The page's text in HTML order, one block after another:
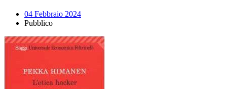
04 Febbraio 2024
Pubblico